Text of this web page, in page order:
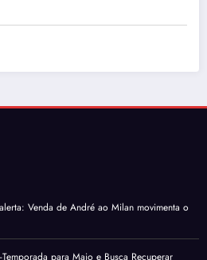
Venda de André ao Milan movimenta o
para Maio e Busca Recuperar